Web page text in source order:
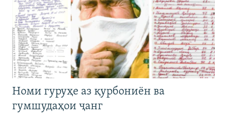
Номи гуруҳе аз қурбониён ва
гумшудаҳои ҷанг